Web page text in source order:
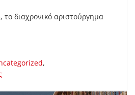
το διαχρονικό αριστούργημα
,